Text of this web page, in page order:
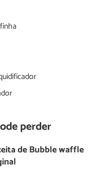
perder
de Bubble waffle